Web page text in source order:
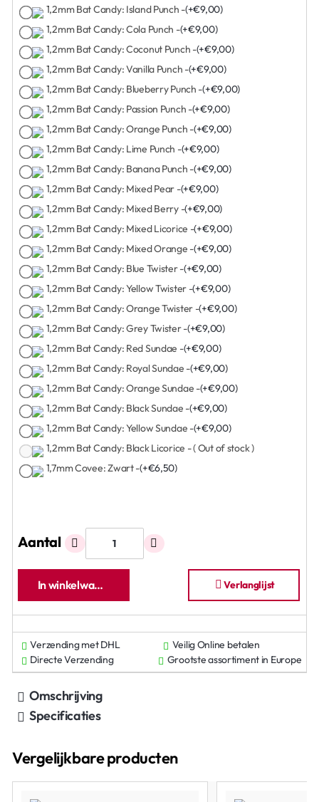
1,2mm Bat Candy: Island Punch -(+€9,00)
1,2mm Bat Candy: Cola Punch -(+€9,00)
1,2mm Bat Candy: Coconut Punch -(+€9,00)
1,2mm Bat Candy: Vanilla Punch -(+€9,00)
1,2mm Bat Candy: Blueberry Punch -(+€9,00)
1,2mm Bat Candy: Passion Punch -(+€9,00)
1,2mm Bat Candy: Orange Punch -(+€9,00)
1,2mm Bat Candy: Lime Punch -(+€9,00)
1,2mm Bat Candy: Banana Punch -(+€9,00)
1,2mm Bat Candy: Mixed Pear -(+€9,00)
1,2mm Bat Candy: Mixed Berry -(+€9,00)
1,2mm Bat Candy: Mixed Licorice -(+€9,00)
1,2mm Bat Candy: Mixed Orange -(+€9,00)
1,2mm Bat Candy: Blue Twister -(+€9,00)
1,2mm Bat Candy: Yellow Twister -(+€9,00)
1,2mm Bat Candy: Orange Twister -(+€9,00)
1,2mm Bat Candy: Grey Twister -(+€9,00)
1,2mm Bat Candy: Red Sundae -(+€9,00)
1,2mm Bat Candy: Royal Sundae -(+€9,00)
1,2mm Bat Candy: Orange Sundae -(+€9,00)
1,2mm Bat Candy: Black Sundae -(+€9,00)
1,2mm Bat Candy: Yellow Sundae -(+€9,00)
1,2mm Bat Candy: Black Licorice - ( Out of stock )
1,7mm Covee: Zwart -(+€6,50)
Aantal
In winkelwagen Verlanglijst
Verzending met DHL
Veilig Online betalen
Directe Verzending
Grootste assortiment in Europe
Omschrijving
Specificaties
Vergelijkbare producten